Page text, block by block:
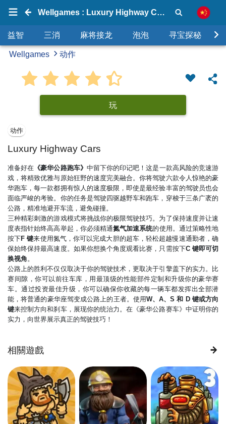
Wellgames : Luxury Highway Cars
益智 三消 麻将接龙 泡泡 寻宝探秘
Wellgames 动作
玩
动作
Luxury Highway Cars
准备好在 《豪华公路跑车》 中留下你的印记吧！这是一款高风险的竞速游
戏，将精致优雅与原始狂野的速度完美融合。你将驾驶六款令人惊艳的豪
华跑车，每一款都拥有惊人的速度极限，即使是最经验丰富的驾驶员也会
面临严峻的考验。你的任务是驾驶四驱越野车和跑车，穿梭于三条广袤的
公路，精准地避开车流，避免碰撞。
三种精彩刺激的游戏模式将挑战你的极限驾驶技巧。为了保持速度并让速
度表指针始终高高举起，你必须精通氮气加速系统的使用。通过策略性地
按下F 键来使用氮气，你可以完成大胆的超车，轻松超越慢速通勤者，确
保始终保持最高速度。如果你想换个角度观看比赛，只需按下C 键即可切
换视角。
公路上的胜利不仅仅取决于你的驾驶技术，更取决于引擎盖下的实力。比
赛间隙，你可以前往车库，用最顶级的性能部件定制和升级你的豪华赛
车。通过投资最佳升级，你可以确保你收藏的每一辆车都发挥出全部潜
能，将普通的豪华座驾变成公路上的王者。使用W、A、S 和 D 键或方向
键来控制方向和刹车，展现你的统治力。在《豪华公路赛车》中证明你的
实力，向世界展示真正的驾驶技巧！
相關遊戲